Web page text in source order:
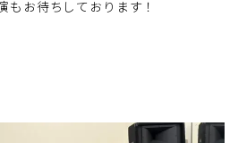
もお待ちしております！